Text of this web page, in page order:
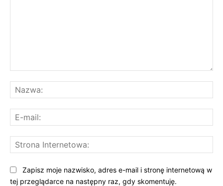
Zapisz moje nazwisko, adres e-mail i stronę internetową w
tej przeglądarce na następny raz, gdy skomentuję.